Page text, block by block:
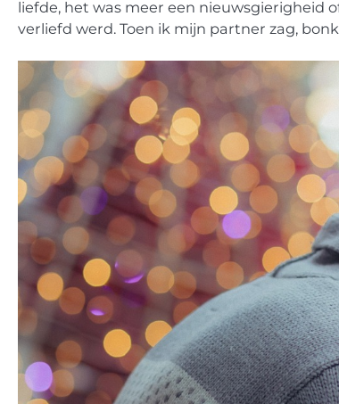
liefde, het was meer een nieuwsgierigheid
verliefd werd. Toen ik mijn partner zag,